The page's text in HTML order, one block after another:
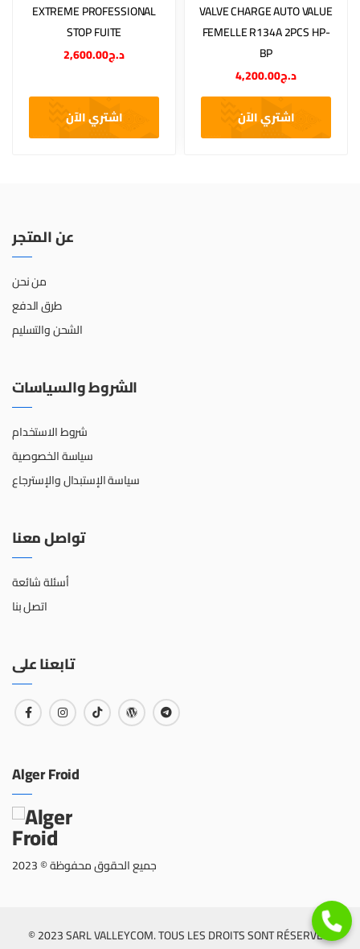
EXTREME PROFESSIONAL
STOP FUITE
د.ج2,600.00
اشتري الآن
VALVE CHARGE AUTO VALUE
FEMELLE R134A 2PCS HP-
BP
د.ج4,200.00
اشتري الآن
عن المتجر
من نحن
طرق الدفع
الشحن والتسليم
الشروط والسياسات
شروط الاستخدام
سياسة الخصوصية
سياسة الإستبدال والإسترجاع
تواصل معنا
أسئلة شائعة
اتصل بنا
تابعنا على
Alger Froid
جميع الحقوق محفوظة © 2023
© 2023 SARL VALLEYCOM. TOUS LES DROITS SONT RÉSERVÉS.